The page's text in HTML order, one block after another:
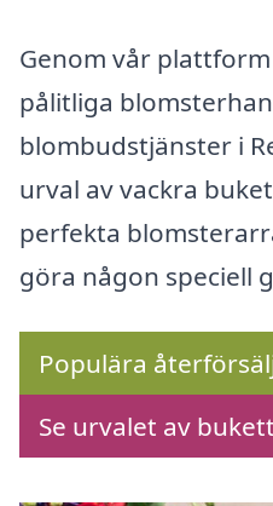
Genom vår
pålitliga
blombudstjänster i
urval av vackra
perfekta
göra någon speciell
Populära
Se urvalet av